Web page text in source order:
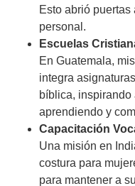
Esto abrió
personal.
Escuelas
En Guatemala,
integra
bíblica,
aprendiendo y
Capacitación
Una misión en
costura para
para mantener a